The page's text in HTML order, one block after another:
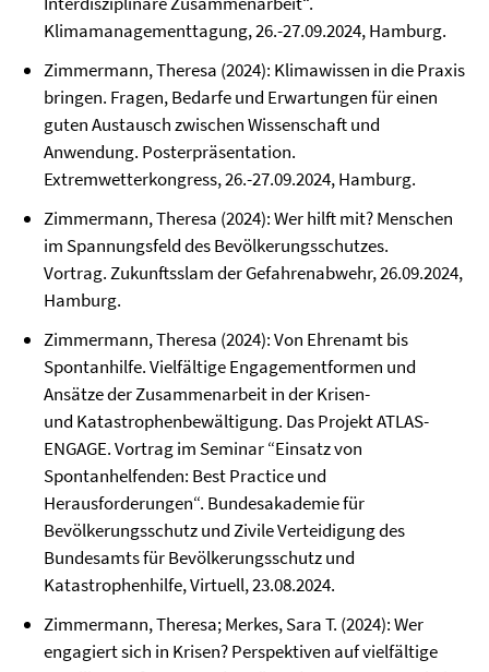
Klimamanagementtagung, 26.-27.09.2024, Hamburg.
Zimmermann, Theresa (2024): Klimawissen in die Praxis
bringen. Fragen, Bedarfe und Erwartungen für einen
guten Austausch zwischen Wissenschaft und
Anwendung. Posterpräsentation.
Extremwetterkongress, 26.-27.09.2024, Hamburg.
Zimmermann, Theresa (2024): Wer hilft mit? Menschen
im Spannungsfeld des Bevölkerungsschutzes.
Vortrag. Zukunftsslam der Gefahrenabwehr, 26.09.2024,
Hamburg.
Zimmermann, Theresa (2024): Von Ehrenamt bis
Spontanhilfe. Vielfältige Engagementformen und
Ansätze der Zusammenarbeit in der Krisen-
und Katastrophenbewältigung. Das Projekt ATLAS-
ENGAGE. Vortrag im Seminar “Einsatz von
Spontanhelfenden: Best Practice und
Herausforderungen“. Bundesakademie für
Bevölkerungsschutz und Zivile Verteidigung des
Bundesamts für Bevölkerungsschutz und
Katastrophenhilfe, Virtuell, 23.08.2024.
Zimmermann, Theresa; Merkes, Sara T. (2024): Wer
engagiert sich in Krisen? Perspektiven auf vielfältige